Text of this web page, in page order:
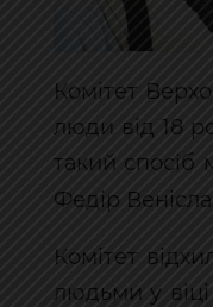
Комітет
люди від 18
такий спосіб
Федір
Комітет
людьми у